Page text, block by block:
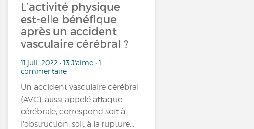
L’activité physique
est-elle bénéfique
après un accident
vasculaire cérébral ?
11 juil. 2022 • 13 J'aime • 1
commentaire
Un accident vasculaire cérébral
(AVC), aussi appelé attaque
cérébrale, correspond soit à
l’obstruction, soit à la rupture…